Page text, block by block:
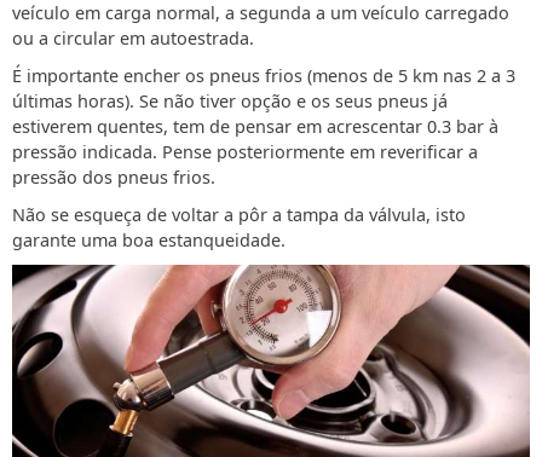
veículo em carga normal, a segunda a um veículo carregado
ou a circular em autoestrada.
É importante encher os pneus frios (menos de 5 km nas 2 a 3
últimas horas). Se não tiver opção e os seus pneus já
estiverem quentes, tem de pensar em acrescentar 0.3 bar à
pressão indicada. Pense posteriormente em reverificar a
pressão dos pneus frios.
Não se esqueça de voltar a pôr a tampa da válvula, isto
garante uma boa estanqueidade.